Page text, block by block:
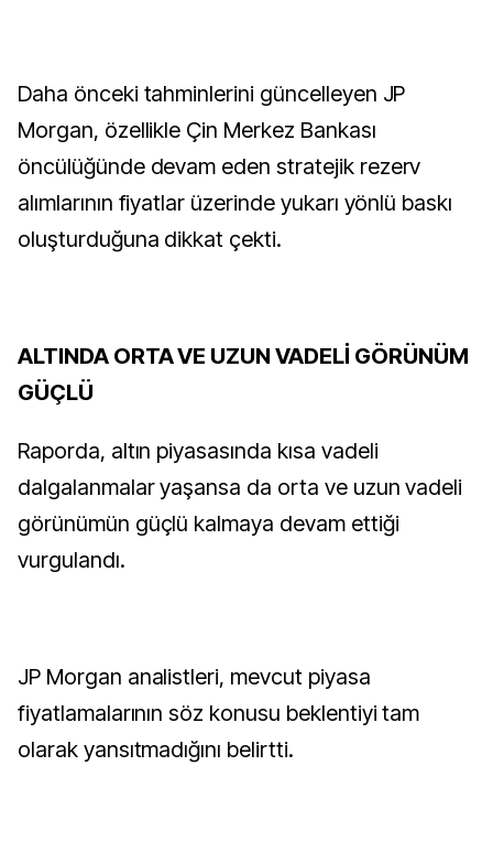
Daha önceki tahminlerini güncelleyen JP
Morgan, özellikle Çin Merkez Bankası
öncülüğünde devam eden stratejik rezerv
alımlarının fiyatlar üzerinde yukarı yönlü baskı
oluşturduğuna dikkat çekti.
ALTINDA ORTA VE UZUN VADELİ GÖRÜNÜM
GÜÇLÜ
Raporda, altın piyasasında kısa vadeli
dalgalanmalar yaşansa da orta ve uzun vadeli
görünümün güçlü kalmaya devam ettiği
vurgulandı.
JP Morgan analistleri, mevcut piyasa
fiyatlamalarının söz konusu beklentiyi tam
olarak yansıtmadığını belirtti.